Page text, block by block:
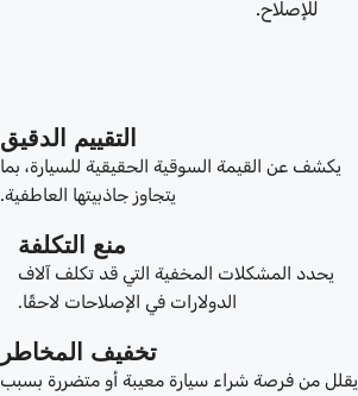
للإصلاح.
التقييم الدقيق
يكشف عن القيمة السوقية الحقيقية للسيارة، بما
يتجاوز جاذبيتها العاطفية.
منع التكلفة
يحدد المشكلات المخفية التي قد تكلف آلاف
الدولارات في الإصلاحات لاحقًا.
تخفيف المخاطر
يقلل من فرصة شراء سيارة معيبة أو متضررة بسبب